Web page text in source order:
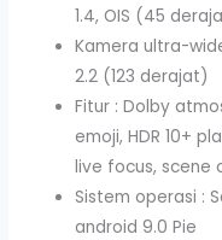
1.4, OIS (45
Kamera ultra-
2.2 (123 derajat)
Fitur : Dolby
emoji, HDR 10+
live focus, scene
Sistem operasi :
android 9.0 Pie